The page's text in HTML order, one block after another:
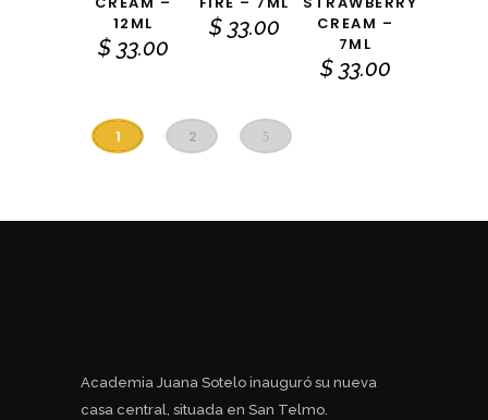
12ML
$33.00
$33.00
CREAM –
7ML
$33.00
1 2
Academia Juana Sotelo inauguró su nueva
casa central, situada en San Telmo.